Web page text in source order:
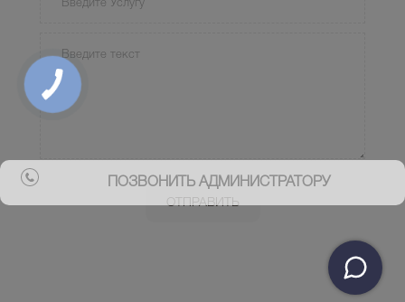
ПОЗВОНИТЬ АДМИНИСТРАТОРУ